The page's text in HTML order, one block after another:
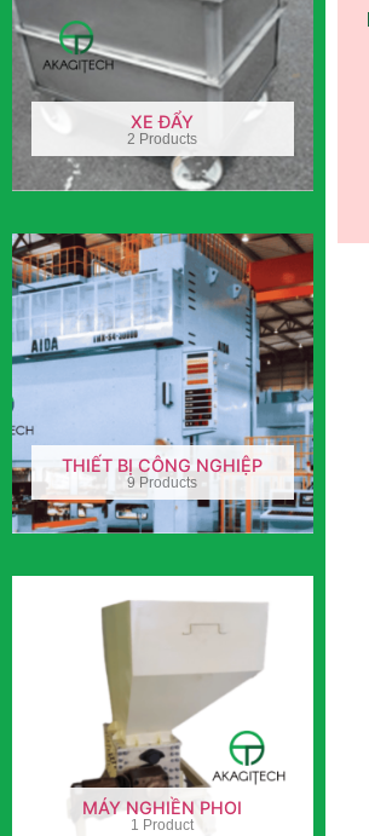
XE ĐẨY
2 Products
THIẾT BỊ CÔNG NGHIỆP
9 Products
MÁY NGHIỀN PHOI
1 Product